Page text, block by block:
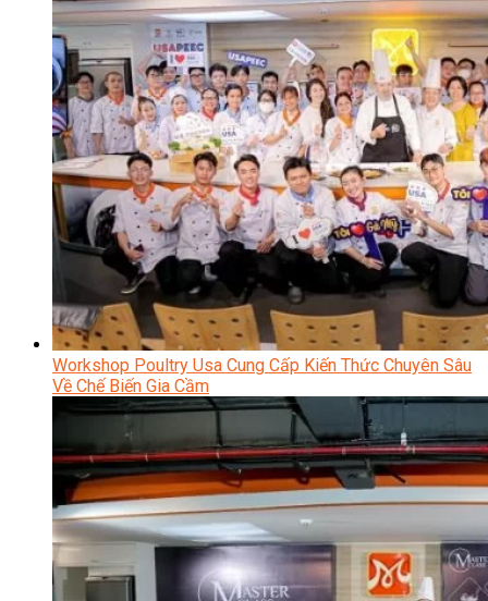
Workshop Poultry Usa Cung Cấp Kiến Thức Chuyên Sâu
Về Chế Biến Gia Cầm